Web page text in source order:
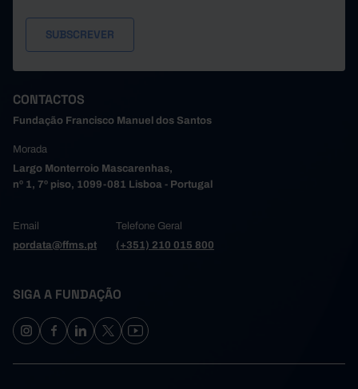
CONTACTOS
Fundação Francisco Manuel dos Santos
Morada
Largo Monterroio Mascarenhas,
nº 1, 7º piso, 1099-081 Lisboa - Portugal
Email
pordata@ffms.pt
Telefone Geral
(+351) 210 015 800
SIGA A FUNDAÇÃO